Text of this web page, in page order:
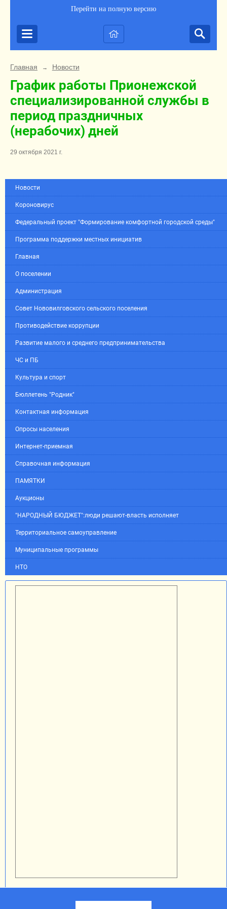
Перейти на полную версию
Главная → Новости
График работы Прионежской
специализированной службы в
период праздничных
(нерабочих) дней
29 октября 2021 г.
Новости
Короновирус
Федеральный проект "Формирование комфортной городской среды"
Программа поддержки местных инициатив
Главная
О поселении
Администрация
Совет Нововилговского сельского поселения
Противодействие коррупции
Развитие малого и среднего предпринимательства
ЧС и ПБ
Культура и спорт
Бюллетень "Родник"
Контактная информация
Опросы населения
Интернет-приемная
Справочная информация
ПАМЯТКИ
Аукционы
"НАРОДНЫЙ БЮДЖЕТ":люди решают-власть исполняет
Территориальное самоуправление
Муниципальные программы
НТО